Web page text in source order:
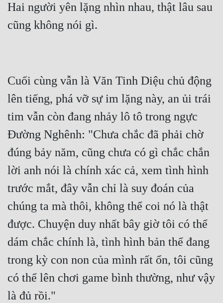
Hai người yên lặng nhìn nhau, thật lâu sau
Cuối cùng vẫn là Văn Tinh Diệu chủ động
lên tiếng, phá vỡ sự im lặng này, an ủi trái
tim vẫn còn đang nhảy lô tô trong ngực
Đường Nghênh: "Chưa chắc đã phải chờ
đúng bảy năm, cũng chưa có gì chắc chắn
lời anh nói là chính xác cả, xem tình hình
trước mắt, đây vẫn chỉ là suy đoán của
chúng ta mà thôi, không thể coi nó là thật
được. Chuyện duy nhất bây giờ tôi có thể
dám chắc chính là, tình hình bản thể đang
trong kỳ con non của mình rất ổn, tôi cũng
có thể lên chơi game bình thường, như vậy